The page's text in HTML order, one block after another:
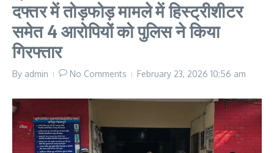
दफ्तर में तोड़फोड़ मामले में हिस्ट्रीशीटर
समेत 4 आरोपियों को पुलिस ने किया
गिरफ्तार
By admin No Comments February 23, 2026 10:56 am